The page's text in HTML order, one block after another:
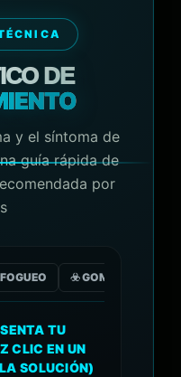
DE
y el síntoma de
guía rápida de
por
☣️ GOMA/GAS CO2
TU
CLIC EN UN
SOLUCIÓN)